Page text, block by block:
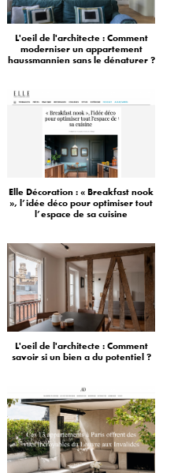
L'oeil de l'architecte : Comment
moderniser un appartement
haussmannien sans le dénaturer ?
Elle Décoration : « Breakfast nook
», l’idée déco pour optimiser tout
l’espace de sa cuisine
L'oeil de l'architecte : Comment
savoir si un bien a du potentiel ?